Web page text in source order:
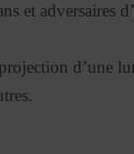
et adversaires
d’une